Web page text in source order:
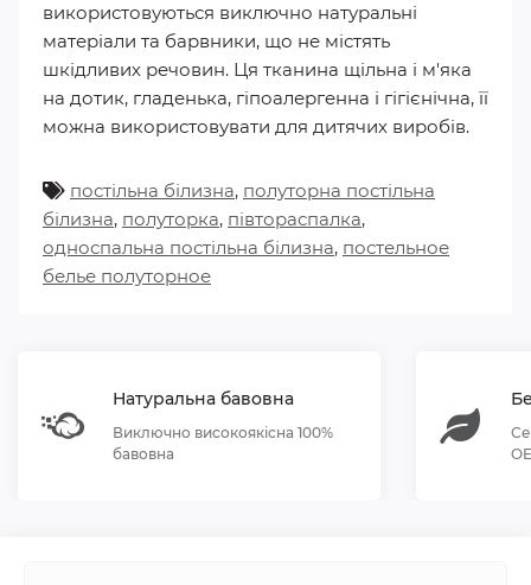
використовуються виключно натуральні
матеріали та барвники, що не містять
шкідливих речовин. Ця тканина щільна і м'яка
на дотик, гладенька, гіпоалергенна і гігієнічна, її
можна використовувати для дитячих виробів.
постільна білизна, полуторна постільна
білизна, полуторка, півтораспалка,
односпальна постільна білизна, постельное
белье полуторное
Натуральна бавовна
Виключно високоякісна 100%
бавовна